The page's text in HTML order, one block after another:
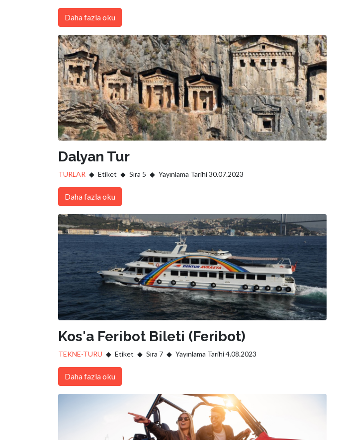
Daha fazla oku
Dalyan Tur
TURLAR Etiket Sıra 5 Yayınlama Tarihi 30.07.2023
Daha fazla oku
Kos'a Feribot Bileti (Feribot)
TEKNE-TURU Etiket Sıra 7 Yayınlama Tarihi 4.08.2023
Daha fazla oku